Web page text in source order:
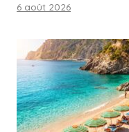
6 août 2026